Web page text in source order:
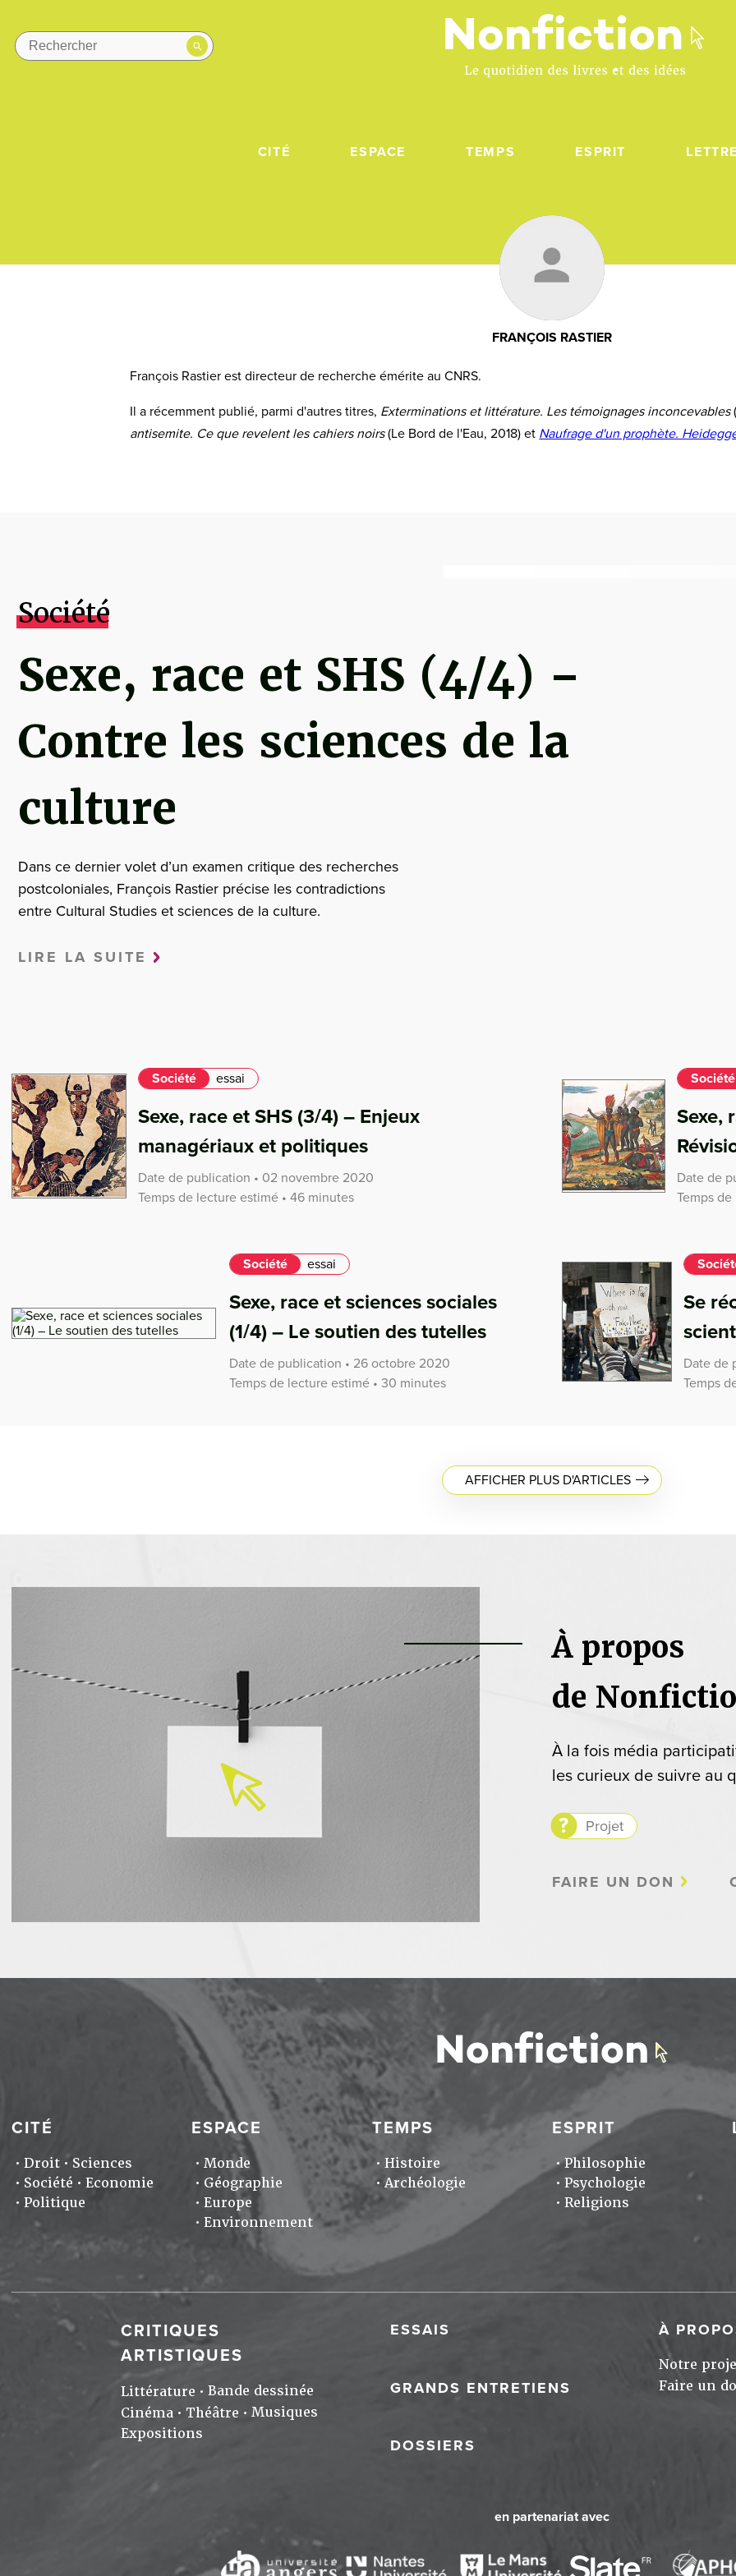
CITÉ ESPACE TEMPS ESPRIT
FRANÇOIS RASTIER
François Rastier est directeur de recherche émérite au CNRS.
Il a récemment publié, parmi d'autres titres, Exterminations et littérature. Les témoignages inconcevables
antisemite. Ce que revelent les cahiers noirs(Le Bord de l'Eau, 2018) et Naufrage d'un prophète.
Société
Sexe, race et SHS (4/4) –
Contre les sciences de la
culture
Dans ce dernier volet d’un examen critique des recherches
postcoloniales, François Rastier précise les contradictions
entre Cultural Studies et sciences de la culture.
LIRE LA SUITE
Société essai
Sexe, race et SHS (3/4) – Enjeux
managériaux et politiques
Date de publication • 02 novembre 2020
Temps de lecture estimé • 46 minutes
Société
Sexe,
Date de
Temps
Société essai
Sexe, race et sciences sociales
(1/4) – Le soutien des tutelles
Date de publication • 26 octobre 2020
Temps de lecture estimé • 30 minutes
Se
Date de
Temps
AFFICHER PLUS D'ARTICLES
À propos
de
À la fois média
les curieux de suivre au
Projet
FAIRE UN DON
CITÉ
Droit
Sciences
Société
Economie
Politique
ESPACE
Monde
Géographie
Europe
Environnement
TEMPS
Histoire
Archéologie
ESPRIT
Philosophie
Psychologie
Religions
CRITIQUES
ARTISTIQUES
Littérature
Bande dessinée
Cinéma
Théâtre
Musiques
Expositions
ESSAIS
GRANDS ENTRETIENS
DOSSIERS
À
Notre
Faire un
en partenariat avec